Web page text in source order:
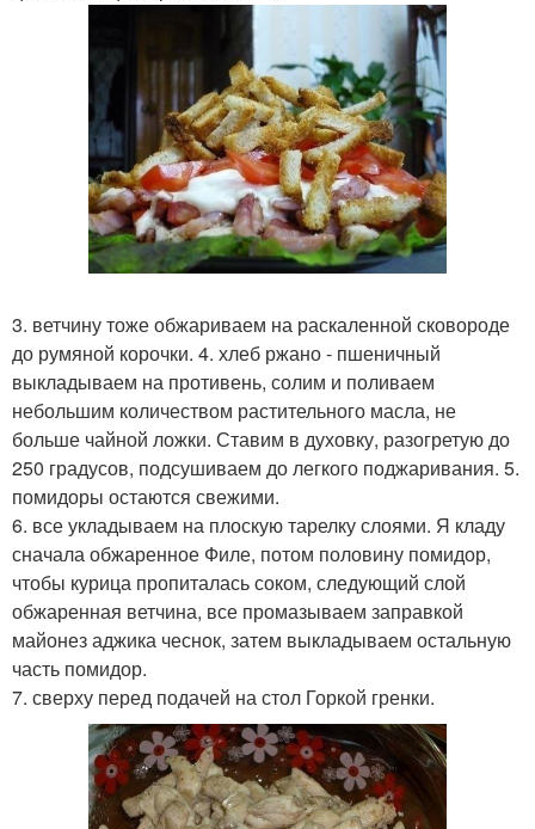
3. ветчину тоже обжариваем на раскаленной сковороде
до румяной корочки. 4. хлеб ржано - пшеничный
выкладываем на противень, солим и поливаем
небольшим количеством растительного масла, не
больше чайной ложки. Ставим в духовку, разогретую до
250 градусов, подсушиваем до легкого поджаривания. 5.
помидоры остаются свежими.
6. все укладываем на плоскую тарелку слоями. Я кладу
сначала обжаренное Филе, потом половину помидор,
чтобы курица пропиталась соком, следующий слой
обжаренная ветчина, все промазываем заправкой
майонез аджика чеснок, затем выкладываем остальную
часть помидор.
7. сверху перед подачей на стол Горкой гренки.